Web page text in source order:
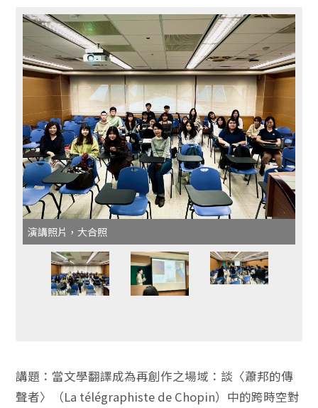
演講照片，大合照
講題：當文學翻譯成為再創作之場域：談〈蕭邦的傳
聲者〉（La télégraphiste de Chopin）中的跨時空對